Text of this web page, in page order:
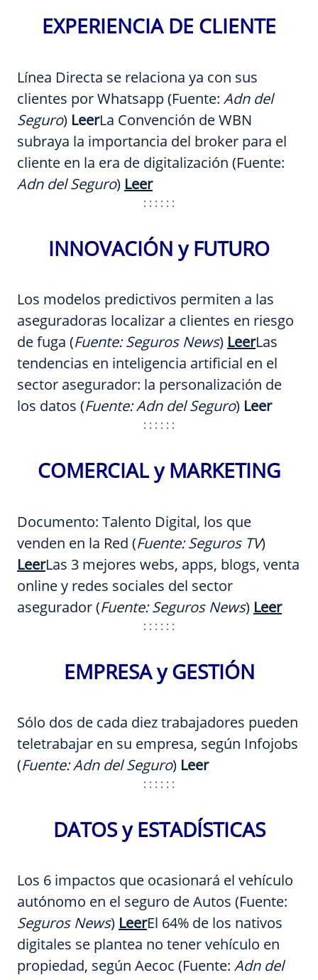
EXPERIENCIA DE CLIENTE
Línea Directa se relaciona ya con sus
clientes por Whatsapp (Fuente: Adn del
Seguro) LeerLa Convención de WBN
subraya la importancia del broker para el
cliente en la era de digitalización (Fuente:
Adn del Seguro) Leer
: : : : : :
INNOVACIÓN y FUTURO
Los modelos predictivos permiten a las
aseguradoras localizar a clientes en riesgo
de fuga (Fuente:Seguros News) LeerLas
tendencias en inteligencia artificial en el
sector asegurador: la personalización de
los datos (Fuente:Adn del Seguro) Leer
: : : : : :
COMERCIAL y MARKETING
Documento: Talento Digital, los que
venden en la Red (Fuente: Seguros TV)
LeerLas 3 mejores webs, apps, blogs, venta
online y redes sociales del sector
asegurador (Fuente: Seguros News) Leer
: : : : : :
EMPRESA y GESTIÓN
Sólo dos de cada diez trabajadores pueden
teletrabajar en su empresa, según Infojobs
(Fuente: Adn del Seguro) Leer
: : : : : :
DATOS y ESTADÍSTICAS
Los 6 impactos que ocasionará el vehículo
autónomo en el seguro de Autos (Fuente:
Seguros News) LeerEl 64% de los nativos
digitales se plantea no tener vehículo en
propiedad, según Aecoc (Fuente: Adn del